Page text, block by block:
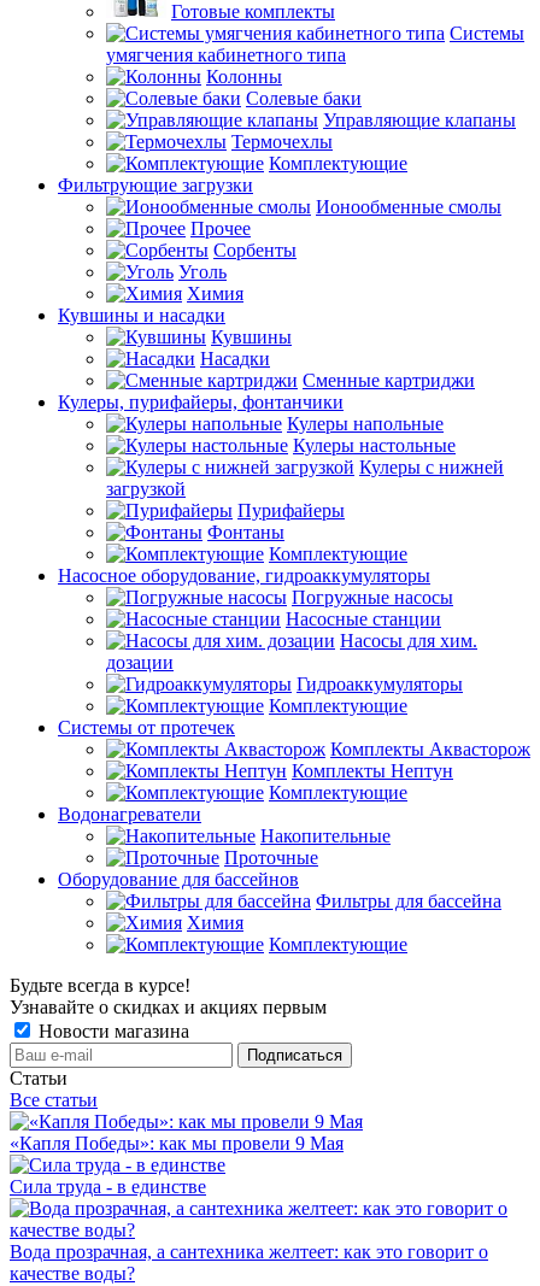
Готовые комплекты
Системы
умягчения кабинетного типа
Колонны
Солевые баки
Управляющие клапаны
Термочехлы
Комплектующие
Фильтрующие загрузки
Ионообменные смолы
Прочее
Сорбенты
Уголь
Химия
Кувшины и насадки
Кувшины
Насадки
Сменные картриджи
Кулеры, пурифайеры, фонтанчики
Кулеры напольные
Кулеры настольные
Кулеры с нижней
загрузкой
Пурифайеры
Фонтаны
Комплектующие
Насосное оборудование, гидроаккумуляторы
Погружные насосы
Насосные станции
Насосы для хим.
дозации
Гидроаккумуляторы
Комплектующие
Системы от протечек
Комплекты Аквасторож
Комплекты Нептун
Комплектующие
Водонагреватели
Накопительные
Проточные
Оборудование для бассейнов
Фильтры для бассейна
Химия
Комплектующие
Будьте всегда в курсе!
Узнавайте о скидках и акциях первым
Новости магазина
Статьи
Все статьи
«Капля Победы»: как мы провели 9 Мая
Сила труда - в единстве
Вода прозрачная, а сантехника желтеет: как это говорит о
качестве воды?